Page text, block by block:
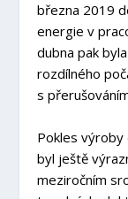
března 2019
energie v
dubna pak
rozdílného
s
Pokles výroby
byl ještě
meziročním